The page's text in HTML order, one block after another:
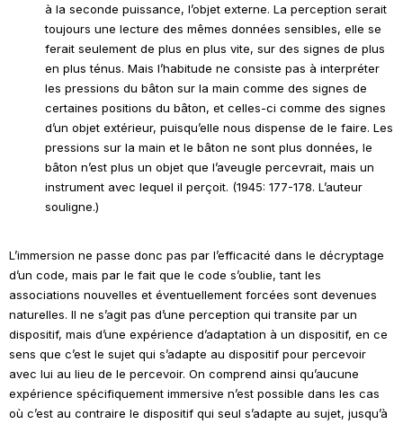
à la seconde puissance, l’objet externe. La perception serait
toujours une lecture des mêmes données sensibles, elle se
ferait seulement de plus en plus vite, sur des signes de plus
en plus ténus. Mais l’habitude ne consiste pas à interpréter
les pressions du bâton sur la main comme des signes de
certaines positions du bâton, et celles-ci comme des signes
d’un objet extérieur, puisqu’elle nous dispense de le faire. Les
pressions sur la main et le bâton ne sont plus données, le
bâton n’est plus un objet que l’aveugle percevrait, mais un
instrument avec lequel il perçoit. (1945: 177-178. L’auteur
souligne.)
L’immersion ne passe donc pas par l’efficacité dans le décryptage
d’un code, mais par le fait que le code s’oublie, tant les
associations nouvelles et éventuellement forcées sont devenues
naturelles. Il ne s’agit pas d’une perception qui transite par un
dispositif, mais d’une expérience d’adaptation à un dispositif, en ce
sens que c’est le sujet qui s’adapte au dispositif pour percevoir
avec lui au lieu de le percevoir. On comprend ainsi qu’aucune
expérience spécifiquement immersive n’est possible dans les cas
où c’est au contraire le dispositif qui seul s’adapte au sujet, jusqu’à